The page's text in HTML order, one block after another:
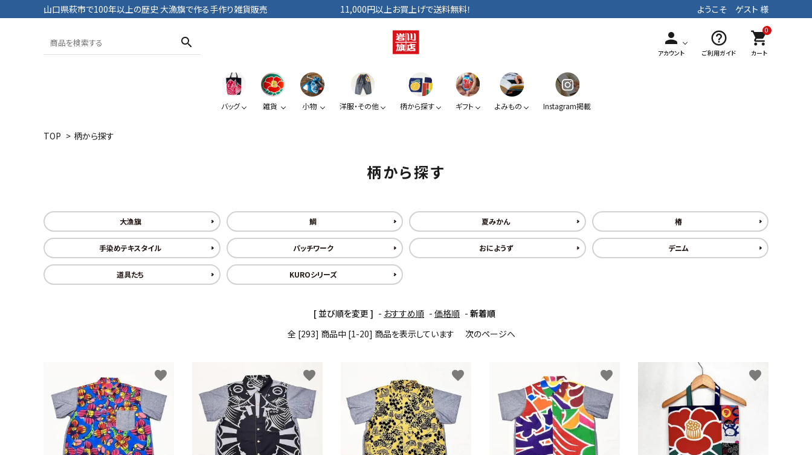
山口県萩市で100年以上の歴史 大漁旗で作る手作り雑貨販売 11,000円以上お買上げで送料無料！ ようこそ ゲスト 様
search person
アカウント
help_outline
ご利用ガイド
0
shopping_cart
カート
バッグ 雑貨 小物
ポーチ カードケース
洋服・その他 柄から探す
おにようず デニム 道具たち
ギフト よみもの Instagram掲載
TOP > 柄から探す
柄から探す
大漁旗 鯛 夏みかん 椿
手染めテキスタイル パッチワーク おにようず デニム
道具たち KUROシリーズ
[ 並び順を変更 ] - おすすめ順 - 価格順 - 新着順
全 [293] 商品中 [1-20] 商品を表示しています
次のページへ
favorite favorite favorite favorite favorite